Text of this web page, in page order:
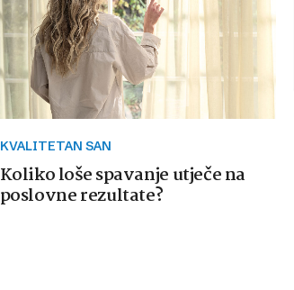
KVALITETAN SAN
Koliko loše spavanje utječe na
poslovne rezultate?